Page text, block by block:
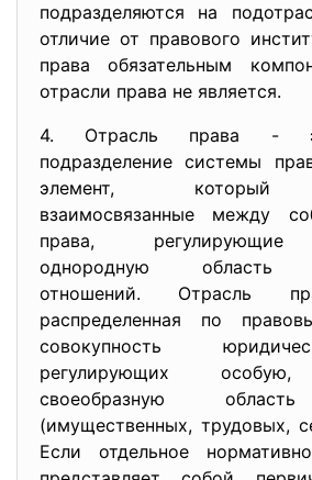
подразделяются на
отличие от правового
права обязательным
отрасли права не является.
4. Отрасль права -
подразделение системы
элемент, который
взаимосвязанные между
права, регулирующие
однородную область
отношений. Отрасль
распределенная по
совокупность
регулирующих особую,
своеобразную
(имущественных, трудовых,
Если отдельное